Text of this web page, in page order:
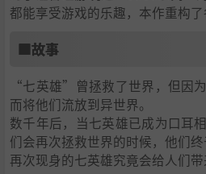
都能享受游戏的乐趣，本作重构了
■故事
“七英雄”曾拯救了世界，但因
而将他们流放到异世界。
数千年后，当七英雄已成为口耳
们会再次拯救世界的时候，他们终
再次现身的七英雄究竟会给人们